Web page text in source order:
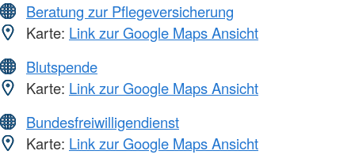
Beratung zur Pflegeversicherung
Karte: Link zur Google Maps Ansicht
Blutspende
Karte: Link zur Google Maps Ansicht
Bundesfreiwilligendienst
Karte: Link zur Google Maps Ansicht